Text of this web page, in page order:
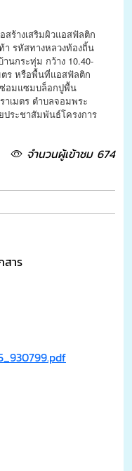
สร้างเสริมผิวแอสฟัลติก
รหัสทางหลวงท้องถิ้น
นกระทุ่ม กว้าง 10.40-
ตร หรือพื้นที่แอสฟัลติก
ซ่อมแซมบล็อกปูพื้น
เมตร ตำบลจอมพระ
ระชาสัมพันธ์โครงการ
จำนวนผู้เข้าชม 674
สาร